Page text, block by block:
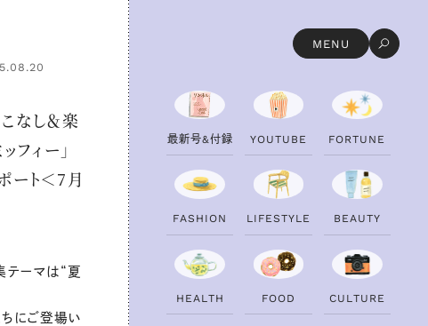
MENU
なし＆楽
フィー」
ト＜7月
テーマは“夏
にご登場い
最新号&付録 YOUTU B E FORTU N E
FAS H ION LI FESTYLE B EAUTY
H EALTH FOOD CU LTU RE